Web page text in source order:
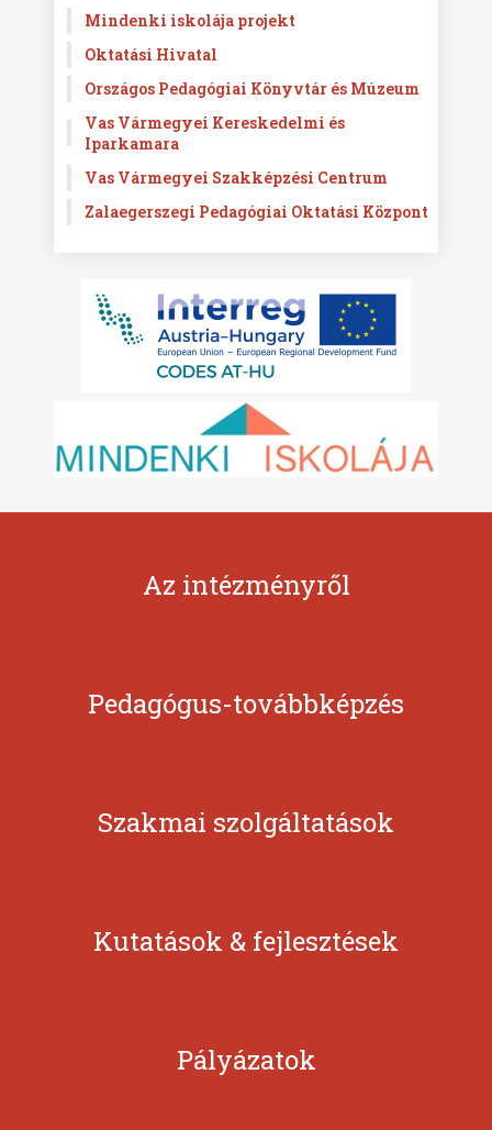
Mindenki iskolája projekt
Oktatási Hivatal
Országos Pedagógiai Könyvtár és Múzeum
Vas Vármegyei Kereskedelmi és
Iparkamara
Vas Vármegyei Szakképzési Centrum
Zalaegerszegi Pedagógiai Oktatási Központ
Az intézményről
Pedagógus-továbbképzés
Szakmai szolgáltatások
Kutatások & fejlesztések
Pályázatok